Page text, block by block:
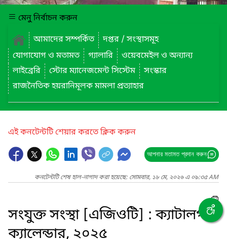
মেনু নির্বাচন করুন
আমাদের সম্পর্কিত
দপ্তর / সংস্থাসমূহ
যোগাযোগ ও মতামত
গ্যালারি
ওয়েবমেইল ও অন্যান্য
লাইব্রেরি
স্টোর ম্যানেজমেন্ট সিস্টেম
সংস্কার
রাজনৈতিক হয়রানিমূলক মামলা প্রত্যাহার
এই কনটেন্টটি শেয়ার করতে ক্লিক করুন
আপনার মতামত প্রদান করুন
কনটেন্টটি শেষ হাল-নাগাদ করা হয়েছে: সোমবার, ১৮ মে, ২০২৬ এ ০৯:৩৫ AM
সংযুক্ত সংস্থা [এজিওটি] : ক্যাটালগ
ক্যালেন্ডার, ২০২৫